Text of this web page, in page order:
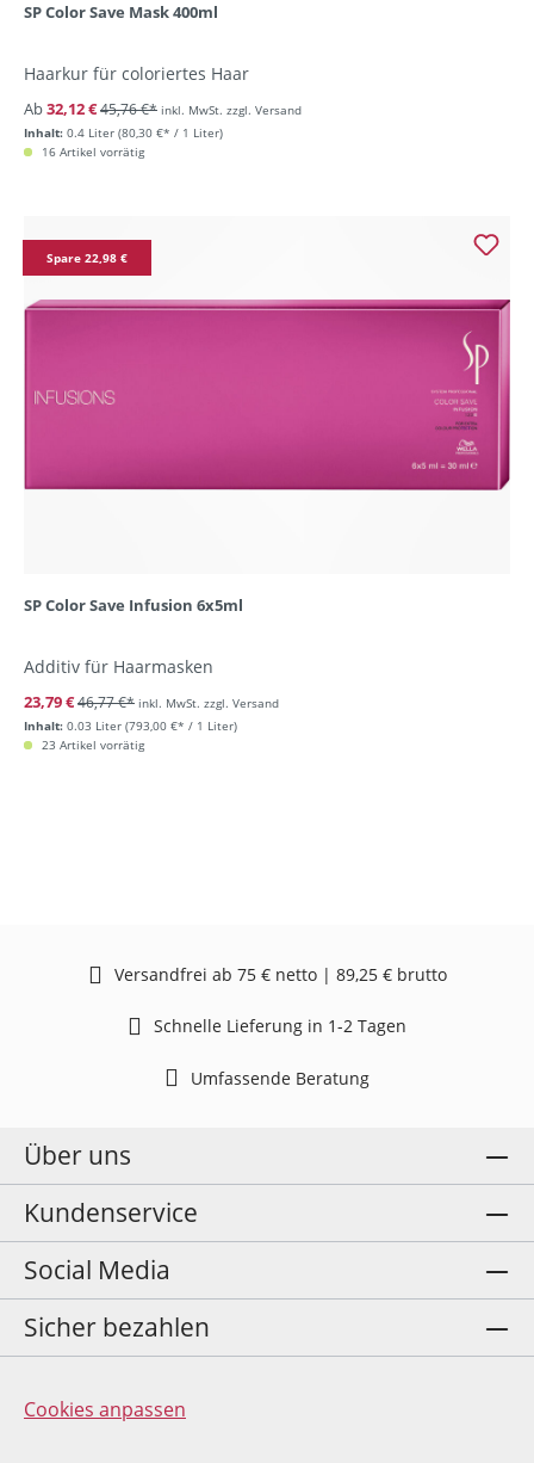
SP Color Save Mask 400ml
Haarkur für coloriertes Haar
Inhalt: 0.4 Liter (80,30 €* / 1 Liter)
Ab32,12 €45,76 €* inkl. MwSt. zzgl. Versand
16 Artikel vorrätig
Spare 22,98 €
SP Color Save Infusion 6x5ml
Additiv für Haarmasken
Inhalt: 0.03 Liter (793,00 €* / 1 Liter)
23,79 €46,77 €* inkl. MwSt. zzgl. Versand
23 Artikel vorrätig
Versandfrei ab 75 € netto | 89,25 € brutto
Schnelle Lieferung in 1-2 Tagen
Umfassende Beratung
Über uns
Kundenservice
Social Media
Sicher bezahlen
Cookies anpassen